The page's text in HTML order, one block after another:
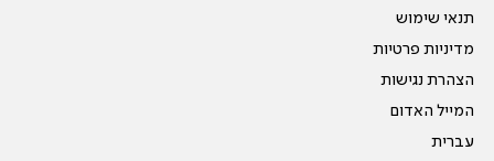
תנאי שימוש
מדיניות פרטיות
הצהרת נגישות
המייל האדום
עברית